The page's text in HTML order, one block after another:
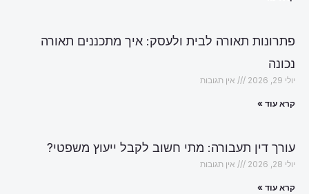
פתרונות תאורה לבית ולעסק: איך מתכננים תאורה
נכונה
יולי 29, 2026 אין תגובות
קרא עוד »
עורך דין תעבורה: מתי חשוב לקבל ייעוץ משפטי?
יולי 28, 2026 אין תגובות
קרא עוד »